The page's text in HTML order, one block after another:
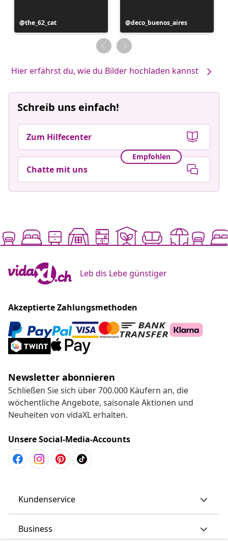
Beitrag
veröffentlicht
the_62_cat
Beitrag
veröffentlicht
von
deco_buenos_aires
Hier erfährst du, wie du Bilder hochladen kannst
Schreib uns einfach!
Zum Hilfecenter
Empfohlen
Chatte mit uns
Leb dis Lebe günstiger
Akzeptierte Zahlungsmethoden
Newsletter abonnieren
Schließen Sie sich über 700.000 Käufern an, die
wöchentliche Angebote, saisonale Aktionen und
Neuheiten von vidaXL erhalten.
Unsere Social-Media-Accounts
Kundenservice
Business